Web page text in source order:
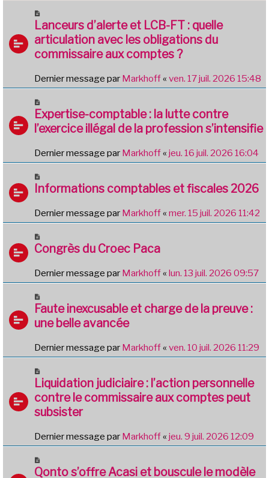
Lanceurs d’alerte et LCB-FT : quelle
articulation avec les obligations du
commissaire aux comptes ?
Dernier message par Markhoff« ven. 17 juil. 2026 15:48
Expertise-comptable : la lutte contre
l’exercice illégal de la profession s’intensifie
Dernier message par Markhoff« jeu. 16 juil. 2026 16:04
Informations comptables et fiscales 2026
Dernier message par Markhoff« mer. 15 juil. 2026 11:42
Congrès du Croec Paca
Dernier message par Markhoff« lun. 13 juil. 2026 09:57
Faute inexcusable et charge de la preuve :
une belle avancée
Dernier message par Markhoff« ven. 10 juil. 2026 11:29
Liquidation judiciaire : l’action personnelle
contre le commissaire aux comptes peut
subsister
Dernier message par Markhoff« jeu. 9 juil. 2026 12:09
Qonto s’offre Acasi et bouscule le modèle